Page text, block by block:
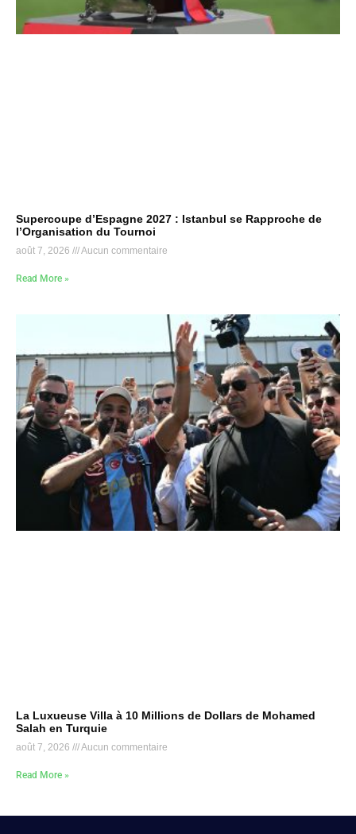
Supercoupe d’Espagne 2027 : Istanbul se Rapproche de
l’Organisation du Tournoi
août 7, 2026 Aucun commentaire
Read More »
La Luxueuse Villa à 10 Millions de Dollars de Mohamed
Salah en Turquie
août 7, 2026 Aucun commentaire
Read More »